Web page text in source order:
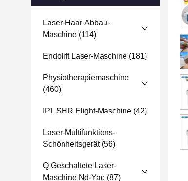
Laser-Haar-Abbau-
Maschine (114)
Endolift Laser-Maschine (181)
Physiotherapiemaschine
(460)
IPL SHR Elight-Maschine (42)
Laser-Multifunktions-
Schönheitsgerät(56)
Q Geschaltete Laser-
Maschine Nd-Yag (87)